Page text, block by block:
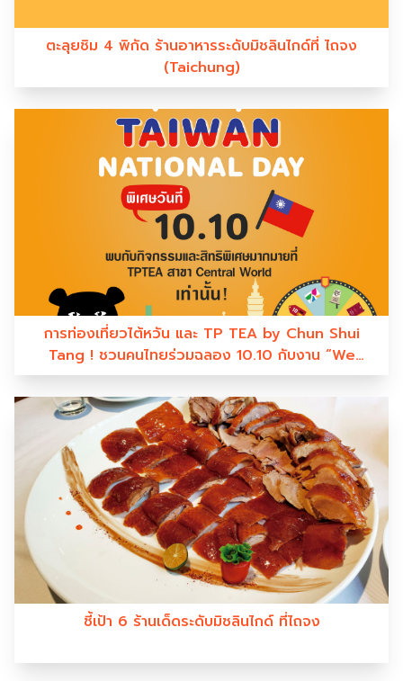
ตะลุยชิม 4 พิกัด ร้านอาหารระดับมิชลินไกด์ที่ ไถจง
(Taichung)
การท่องเที่ยวไต้หวัน และ TP TEA by Chun Shui
Tang ! ชวนคนไทยร่วมฉลอง 10.10 กับงาน “We
know you miss Taiwan” ให้หายคิดถึงไต้หวัน
ชี้เป้า 6 ร้านเด็ดระดับมิชลินไกด์ ที่ไถจง